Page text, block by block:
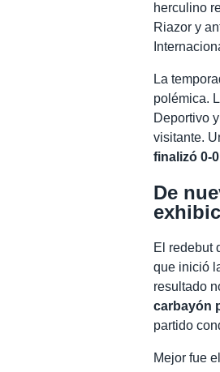
herculino
Riazor y
La
polémica.
Deportivo
visitante.
finalizó 0-0
De
El redebut
que inició
resultado
carbayón
partido
Mejor fue